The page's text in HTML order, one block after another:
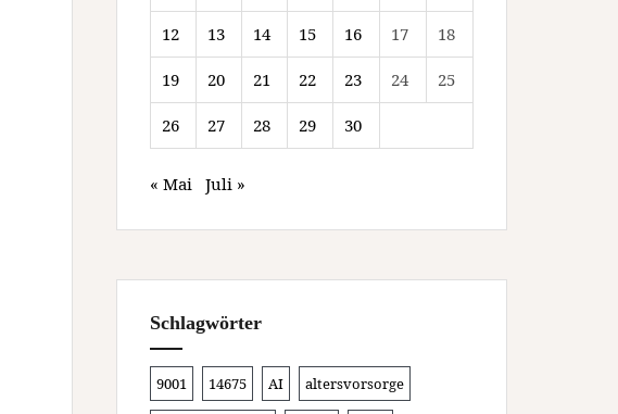
12 13 14 15 16 17 18
19 20 21 22 23 24 25
26 27 28 29 30
« Mai Juli »
Schlagwörter
9001 14675 AI altersvorsorge